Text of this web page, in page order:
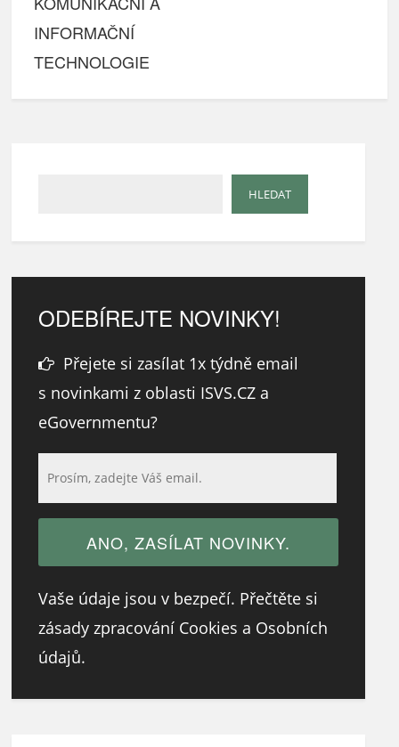
INFORMAČNÍ
TECHNOLOGIE
ODEBÍREJTE NOVINKY!
Přejete si zasílat 1x týdně email
s novinkami z oblasti ISVS.CZ a
eGovernmentu?
Vaše údaje jsou v bezpečí. Přečtěte si
zásady zpracování Cookies a Osobních
údajů.